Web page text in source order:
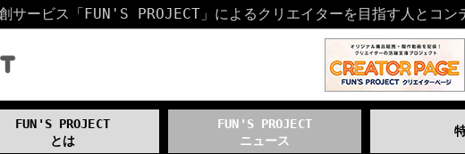
サービス「FUN'S PROJECT」による クリエイターを目指す人とコ
FUN'S PROJECT
とは
FUN'S PROJECT
ニュース